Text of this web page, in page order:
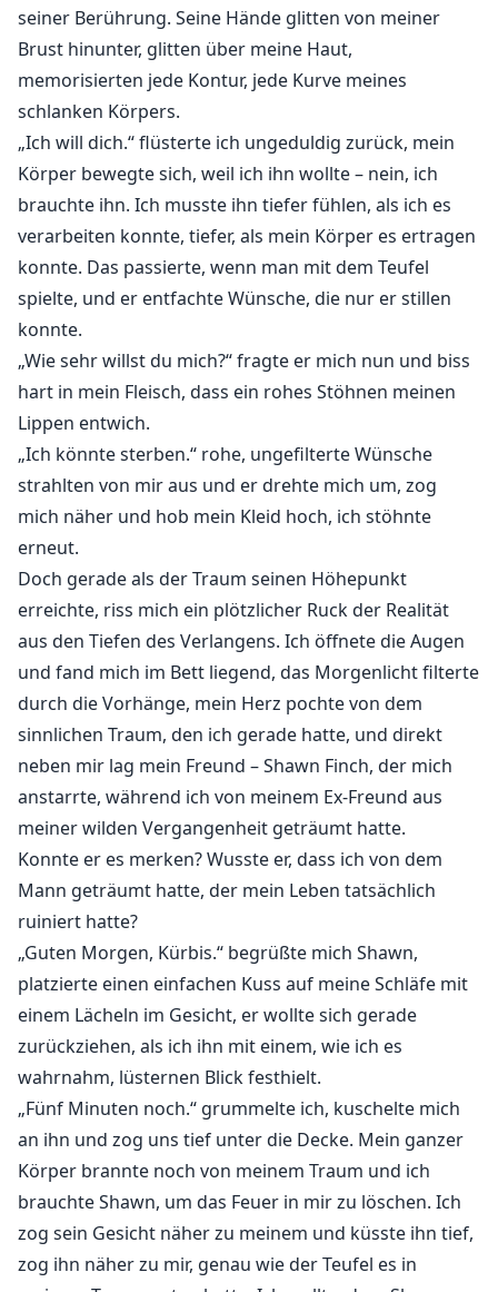
seiner Berührung. Seine Hände glitten von meiner
Brust hinunter, glitten über meine Haut,
memorisierten jede Kontur, jede Kurve meines
schlanken Körpers.
„Ich will dich.“ flüsterte ich ungeduldig zurück, mein
Körper bewegte sich, weil ich ihn wollte – nein, ich
brauchte ihn. Ich musste ihn tiefer fühlen, als ich es
verarbeiten konnte, tiefer, als mein Körper es ertragen
konnte. Das passierte, wenn man mit dem Teufel
spielte, und er entfachte Wünsche, die nur er stillen
konnte.
„Wie sehr willst du mich?“ fragte er mich nun und biss
hart in mein Fleisch, dass ein rohes Stöhnen meinen
Lippen entwich.
„Ich könnte sterben.“ rohe, ungefilterte Wünsche
strahlten von mir aus und er drehte mich um, zog
mich näher und hob mein Kleid hoch, ich stöhnte
erneut.
Doch gerade als der Traum seinen Höhepunkt
erreichte, riss mich ein plötzlicher Ruck der Realität
aus den Tiefen des Verlangens. Ich öffnete die Augen
und fand mich im Bett liegend, das Morgenlicht filterte
durch die Vorhänge, mein Herz pochte von dem
sinnlichen Traum, den ich gerade hatte, und direkt
neben mir lag mein Freund – Shawn Finch, der mich
anstarrte, während ich von meinem Ex-Freund aus
meiner wilden Vergangenheit geträumt hatte.
Konnte er es merken? Wusste er, dass ich von dem
Mann geträumt hatte, der mein Leben tatsächlich
ruiniert hatte?
„Guten Morgen, Kürbis.“ begrüßte mich Shawn,
platzierte einen einfachen Kuss auf meine Schläfe mit
einem Lächeln im Gesicht, er wollte sich gerade
zurückziehen, als ich ihn mit einem, wie ich es
wahrnahm, lüsternen Blick festhielt.
„Fünf Minuten noch.“ grummelte ich, kuschelte mich
an ihn und zog uns tief unter die Decke. Mein ganzer
Körper brannte noch von meinem Traum und ich
brauchte Shawn, um das Feuer in mir zu löschen. Ich
zog sein Gesicht näher zu meinem und küsste ihn tief,
zog ihn näher zu mir, genau wie der Teufel es in